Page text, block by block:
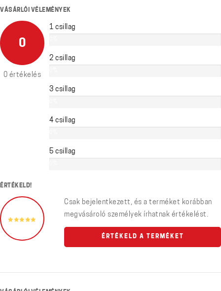
VÁSÁRLÓI VÉLEMÉNYEK
0
0 értékelés
1 csillag
2 csillag
3 csillag
4 csillag
5 csillag
ÉRTÉKELD!
Csak bejelentkezett, és a terméket korábban
megvásároló személyek írhatnak értékelést.
ÉRTÉKELD A TERMÉKET